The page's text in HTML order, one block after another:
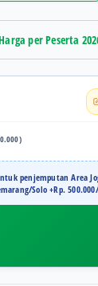
per Peserta
penjemputan Area
Solo +Rp.